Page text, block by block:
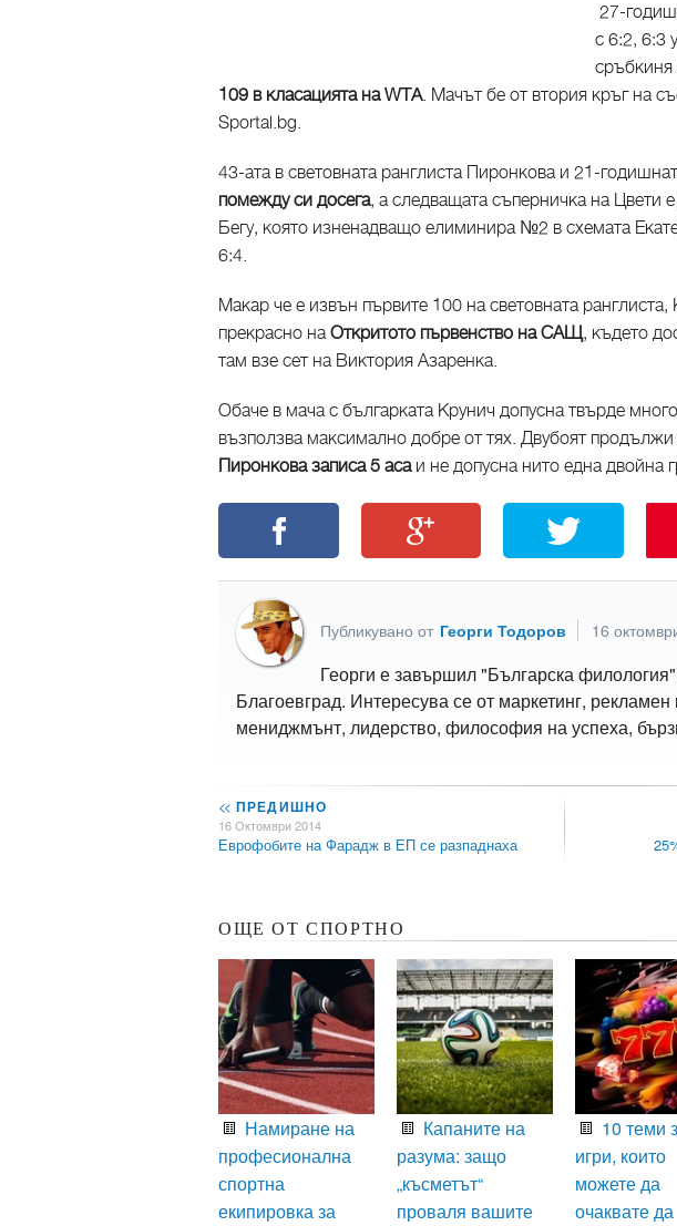
27-
с 6:2, 6:3
109 в класацията на WTA. Мачът бе от втория кръг на
Sportal.bg.
43-ата в световната ранглиста Пиронкова и 21-
помежду си досега, а следващата съперничка на Цвети
Бегу, която изненадващо елиминира №2 в схемата
6:4.
Макар че е извън първите 100 на световната ранглиста,
прекрасно наОткритото първенство на САЩ, където
там взе сет на Виктория Азаренка.
Обаче в мача с българката Крунич допусна твърде
възползва максимално добре от тях. Двубоят
Пиронкова записа 5 асаи не допусна нито една двойна
Публикувано от Георги Тодоров 16
Георги е завършил "Българска
Благоевград. Интересува се от маркетинг,
мениджмънт, лидерство, философия на успеха,
<< ПРЕДИШНО
16 Октомври 2014
Еврофобите на Фарадж в ЕП се разпаднаха
ОЩЕ ОТ СПОРТНО
Намиране на
професионална
спортна
екипировка за
Капаните на
разума: защо
„късметът“
проваля вашите
10 теми
игри, които
можете да
очаквате да